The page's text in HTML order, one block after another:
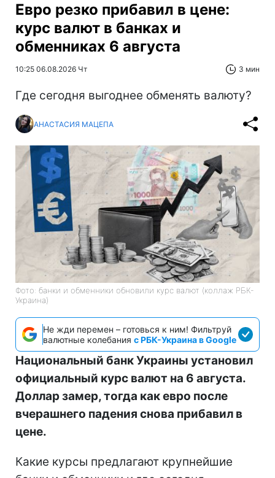
Евро резко прибавил в цене:
курс валют в банках и
обменниках 6 августа
10:25 06.08.2026 Чт 3 мин
Где сегодня выгоднее обменять валюту?
АНАСТАСИЯ МАЦЕПА
Фото: банки и обменники обновили курс валют (коллаж РБК-
Украина)
Не жди перемен – готовься к ним! Фильтруй
валютные колебания с РБК-Украина в Google
Национальный банк Украины установил
официальный курс валют на 6 августа.
Доллар замер, тогда как евро после
вчерашнего падения снова прибавил в
цене.
Какие курсы предлагают крупнейшие